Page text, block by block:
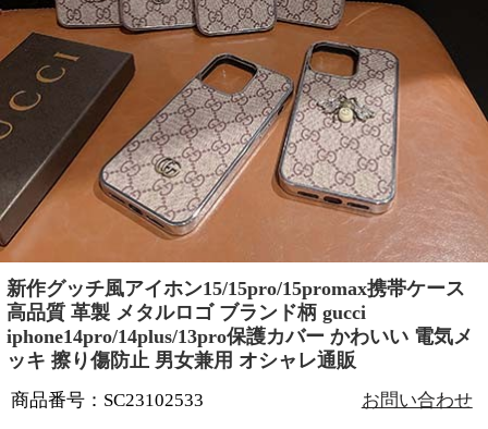
新作グッチ風アイホン15/15pro/15promax携帯ケース
高品質 革製 メタルロゴ ブランド柄 gucci
iphone14pro/14plus/13pro保護カバー かわいい 電気メ
ッキ 擦り傷防止 男女兼用 オシャレ通販
商品番号：SC23102533 お問い合わせ